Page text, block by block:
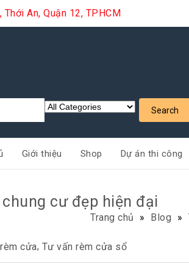
An, Quận 12, TPHCM
Giới thiệu Shop Dự án thi công
cư đẹp hiện đại
Trang chủ » Blog »
cửa, Tư vấn rèm cửa sổ